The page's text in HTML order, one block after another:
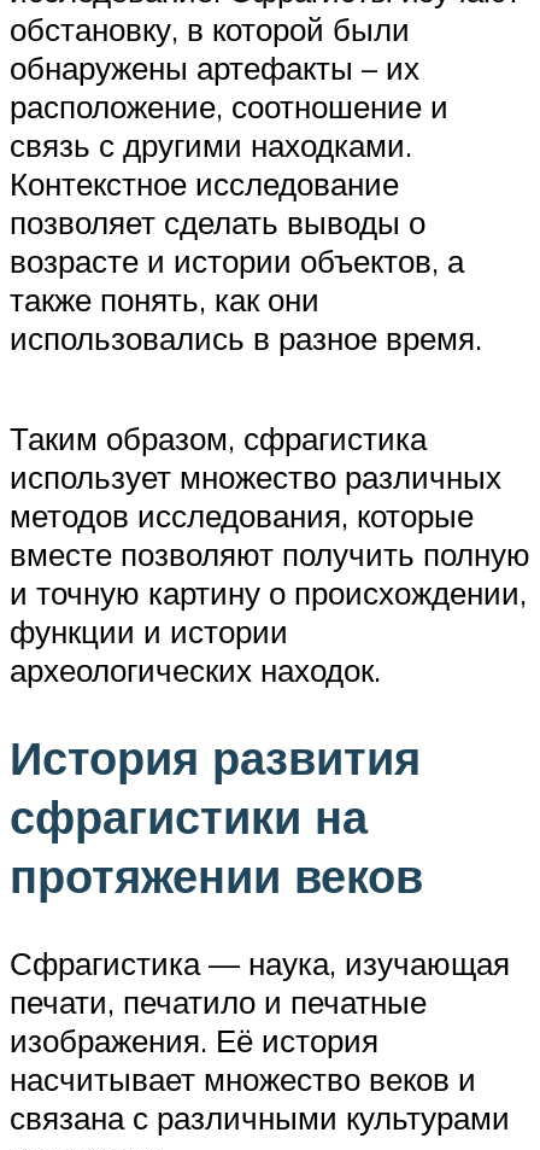
обстановку, в которой были
обнаружены артефакты – их
расположение, соотношение и
связь с другими находками.
Контекстное исследование
позволяет сделать выводы о
возрасте и истории объектов, а
также понять, как они
использовались в разное время.
Таким образом, сфрагистика
использует множество различных
методов исследования, которые
вместе позволяют получить полную
и точную картину о происхождении,
функции и истории
археологических находок.
История развития
сфрагистики на
протяжении веков
Сфрагистика — наука, изучающая
печати, печатило и печатные
изображения. Её история
насчитывает множество веков и
связана с различными культурами